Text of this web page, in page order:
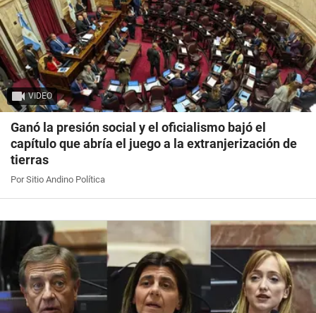
VIDEO
Ganó la presión social y el oficialismo bajó el
capítulo que abría el juego a la extranjerización de
tierras
Por Sitio Andino Política